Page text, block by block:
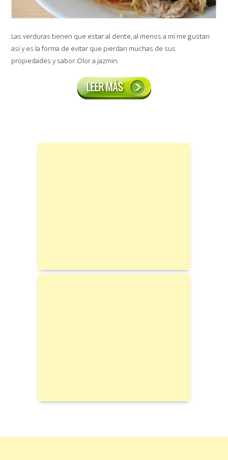
Las verduras tienen que estar al dente, al menos a mí me gustan
así y es la forma de evitar que pierdan muchas de sus
propiedadesy sabor. Olor a jazmin.